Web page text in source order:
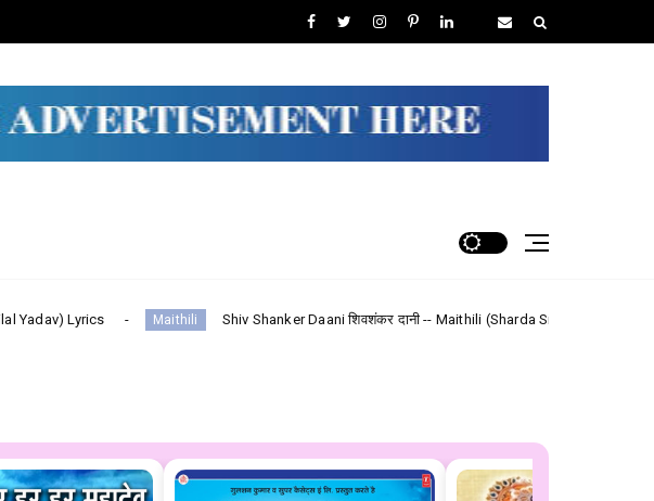
Maithili Shiv Shanker Daani शिवशंकर दानी -- Maithili (Sharda Sinha-BolBum) Lyrics